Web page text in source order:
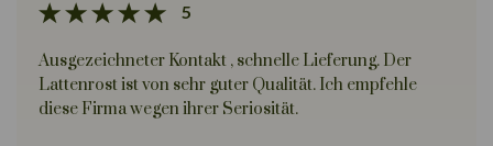
5
Ausgezeichneter Kontakt , schnelle Lieferung. Der
Lattenrost ist von sehr guter Qualität. Ich empfehle
diese Firma wegen ihrer Seriosität.